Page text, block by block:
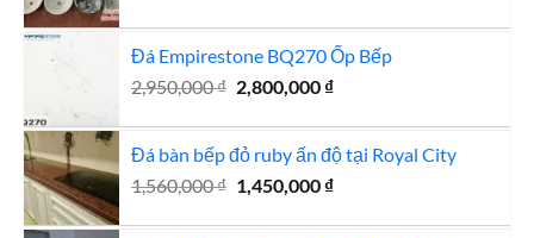
là:
1,100,000 ₫.
tại
là:
1,000,000 ₫.
Đá Empirestone BQ270 Ốp Bếp
2,950,000₫ Giá
2,950,000 ₫.
2,800,000 ₫Giá
là:
2,800,000 ₫.
Đá bàn bếp đỏ ruby ấn độ tại Royal City
1,560,000₫ Giá
1,450,000 ₫Giá